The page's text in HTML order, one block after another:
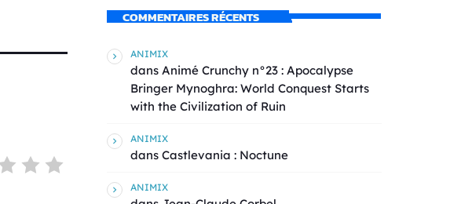
COMMENTAIRES RÉCENTS
ANIMIX
dans Animé Crunchy n°23 : Apocalypse
Bringer Mynoghra: World Conquest Starts
with the Civilization of Ruin
ANIMIX
dans Castlevania : Noctune
ANIMIX